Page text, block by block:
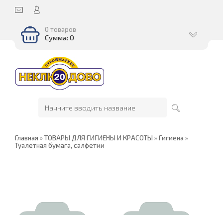
0 товаров
Сумма: 0
Главная »ТОВАРЫ ДЛЯ ГИГИЕНЫ И КРАСОТЫ »Гигиена »
Туалетная бумага, салфетки